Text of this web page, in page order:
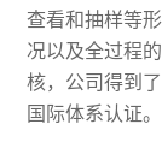
查看和抽样等
况以及全过程
核，公司得到
国际体系认证。